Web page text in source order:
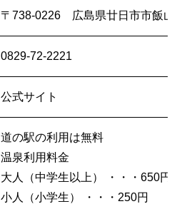
〒738-0226 広島県廿日市市飯山
0829-72-2221
公式サイト
道の駅の利用は無料
温泉利用料金
大人（中学生以上） ・・・650円
小人（小学生） ・・・250円